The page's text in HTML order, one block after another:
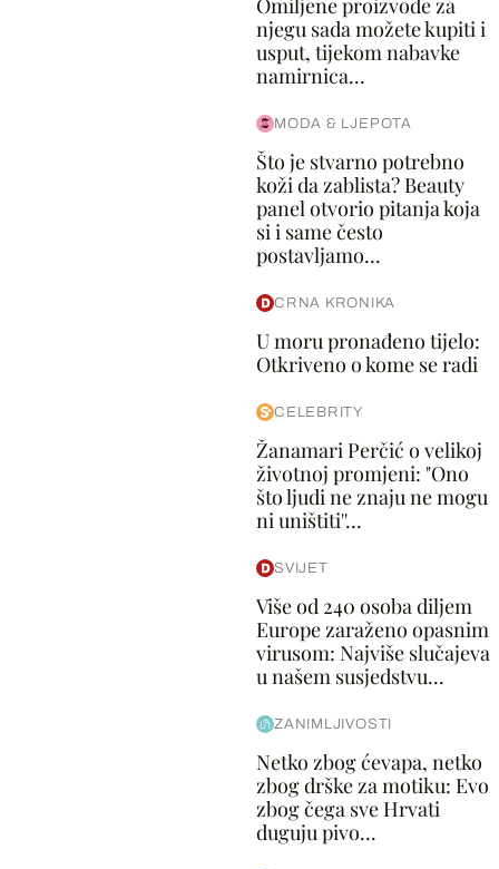
Omiljene proizvode za
njegu sada možete kupiti i
usput, tijekom nabavke
namirnica...
MODA & LJEPOTA
Što je stvarno potrebno
koži da zablista? Beauty
panel otvorio pitanja koja
si i same često
postavljamo...
CRNA KRONIKA
U moru pronađeno tijelo:
Otkriveno o kome se radi
CELEBRITY
Žanamari Perčić o velikoj
životnoj promjeni: "Ono
što ljudi ne znaju ne mogu
ni uništiti''...
SVIJET
Više od 240 osoba diljem
Europe zaraženo opasnim
virusom: Najviše slučajeva
u našem susjedstvu...
ZANIMLJIVOSTI
Netko zbog ćevapa, netko
zbog drške za motiku: Evo
zbog čega sve Hrvati
duguju pivo...